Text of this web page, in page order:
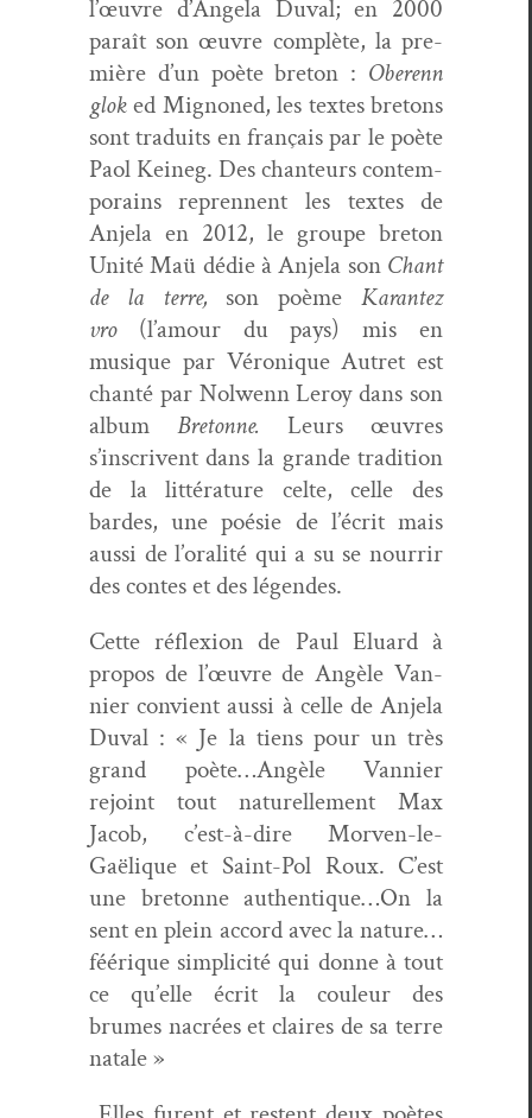
l’œuvre d’Angela Duval; en 2000
paraît son œuvre com­plète, la pre­
mière d’un poète bre­ton : Oberenn
gloked Mignoned, les textes bre­tons
sont traduits en français par le poète
Paol Keineg. Des chanteurs con­tem­
po­rains repren­nent les textes de
Anjela en 2012, le groupe bre­ton
Unité Maü dédie à Anjela son Chant
de la terre, son poèmeKaran­tez
vro (l’amour du pays) mis en
musique par Véronique Autret est
chan­té par Nol­wenn Leroy dans son
album Bre­tonne. Leurs œuvres
s’inscrivent dans la grande tra­di­tion
de la lit­téra­ture celte, celle des
bardes, une poésie de l’écrit mais
aus­si de l’oralité qui a su se nour­rir
des con­tes et des légendes.
Cette réflex­ion de Paul Elu­ard à
pro­pos de l’œuvre de Angèle Van­
nier con­vient aus­si à celle de Anjela
Duval : « Je la tiens pour un très
grand poète…Angèle Van­nier
rejoint tout naturelle­ment Max
Jacob, c’est-à-dire Mor­ven-le-
Gaëlique et Saint-Pol Roux. C’est
une bre­tonne authentique…On la
sent en plein accord avec la nature…
féérique sim­plic­ité qui donne à tout
ce qu’elle écrit la couleur des
brumes nacrées et claires de sa terre
natale »